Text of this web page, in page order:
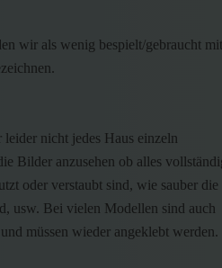
wir als wenig bespielt/gebraucht mit
nicht jedes Haus einzeln
Bilder anzusehen ob alles
oder verstaubt sind, wie sauber die
usw. Bei vielen Modellen sind auch
müssen wieder angeklebt werden.